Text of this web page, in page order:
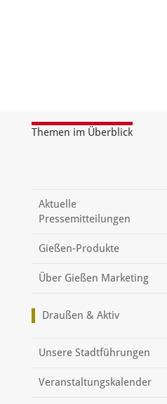
Themen im Überblick
Aktuelle
Pressemitteilungen
Gießen-Produkte
Über Gießen Marketing
Draußen & Aktiv
Unsere Stadtführungen
Veranstaltungskalender